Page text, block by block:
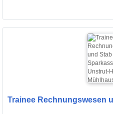
Trainee Rechnungswesen